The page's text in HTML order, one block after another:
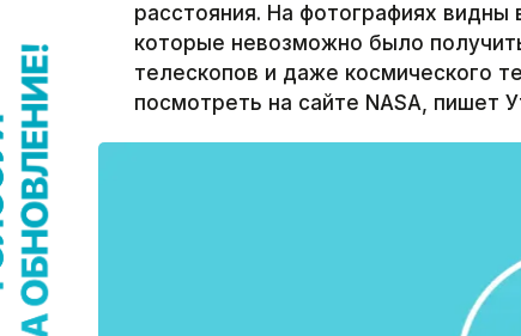
расстояния. На фотографиях
которые невозможно было
телескопов и даже космического
посмотреть на сайте NASA, пишет